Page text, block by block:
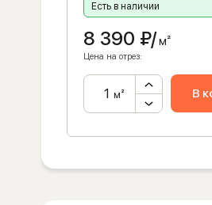
Есть в наличии
8 390 ₽/м²
Цена на отрез:
м² В